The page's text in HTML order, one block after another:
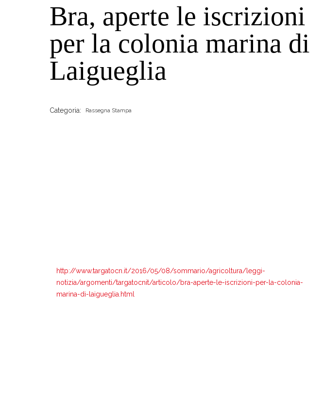
Bra, aperte le iscrizioni
per la colonia marina di
Laigueglia
Categoria: Rassegna Stampa
http://www.targatocn.it/2016/05/08/sommario/agricoltura/leggi-
notizia/argomenti/targatocnit/articolo/bra-aperte-le-iscrizioni-per-la-colonia-
marina-di-laigueglia.html